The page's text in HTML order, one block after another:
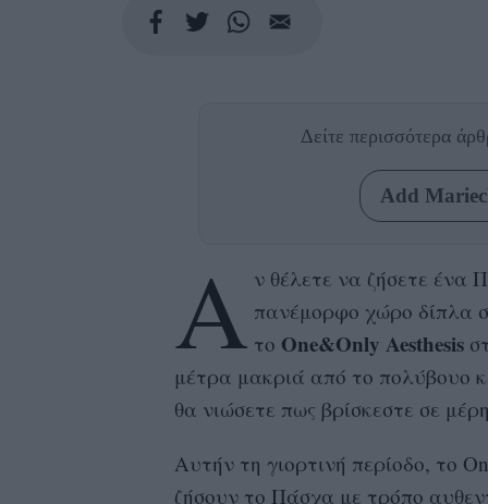
Δείτε περισσότερα
Add
Α ν θέλετε να ζήσετε ένα
πανέμορφο χώρο δίπλα
το One&Only Aesthesis
μέτρα μακριά από το πολύβουο
θα νιώσετε πως βρίσκεστε σε
Αυτήν τη γιορτινή περίοδο, το
ζήσουν το Πάσχα με τρόπο